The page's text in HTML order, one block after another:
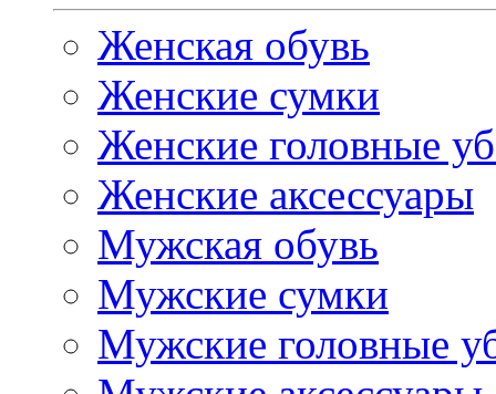
Женская обувь
Женские сумки
Женские головные
Женские аксессуары
Мужская обувь
Мужские сумки
Мужские головные